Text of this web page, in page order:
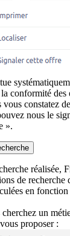
conformité des
constatez
nous le
».
réalisée,
de recherche
en
un
proposer :